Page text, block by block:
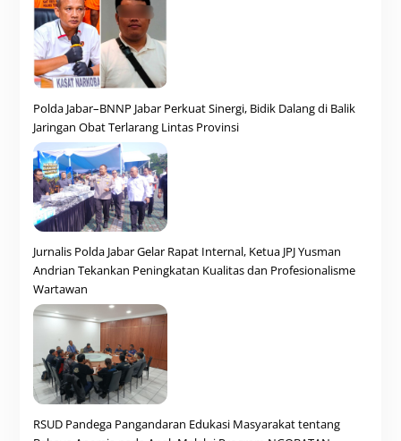
Polda Jabar–BNNP Jabar Perkuat Sinergi, Bidik Dalang di Balik
Jaringan Obat Terlarang Lintas Provinsi
Jurnalis Polda Jabar Gelar Rapat Internal, Ketua JPJ Yusman
Andrian Tekankan Peningkatan Kualitas dan Profesionalisme
Wartawan
RSUD Pandega Pangandaran Edukasi Masyarakat tentang